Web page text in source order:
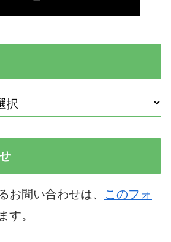
お問い合わせは、 このフォ
す。